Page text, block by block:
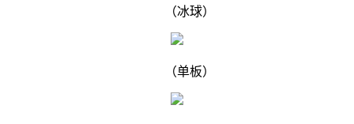
（冰球）
（单板）